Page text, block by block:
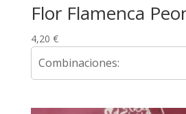
Flor Flamenca
4,20 €
Combinaciones: